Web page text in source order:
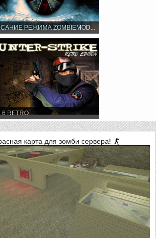
РЕЖИМА ZOMBIEMOD...
RETRO...
карта для зомби сервера!